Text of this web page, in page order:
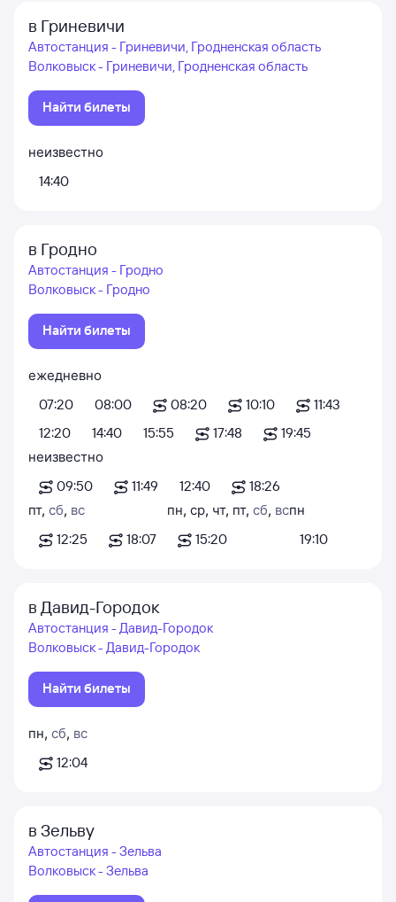
в Гриневичи
Автостанция - Гриневичи, Гродненская область
Волковыск - Гриневичи, Гродненская область
Найти билеты
неизвестно
14:40
в Гродно
Автостанция - Гродно
Волковыск - Гродно
Найти билеты
ежедневно
07:20
08:00 08:20 10:10
11:43
12:20
14:40 15:55 17:48
19:45
неизвестно
09:50
11:49 12:40
18:26
пт, сб, вс
12:25
18:07
пн, ср, чт, пт, сб, вс
15:20
пн
19:10
в Давид-Городок
Автостанция - Давид-Городок
Волковыск - Давид-Городок
Найти билеты
пн, сб, вс
12:04
в Зельву
Автостанция - Зельва
Волковыск - Зельва